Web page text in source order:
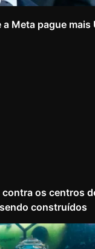
Meta pague mais
os centros
construídos